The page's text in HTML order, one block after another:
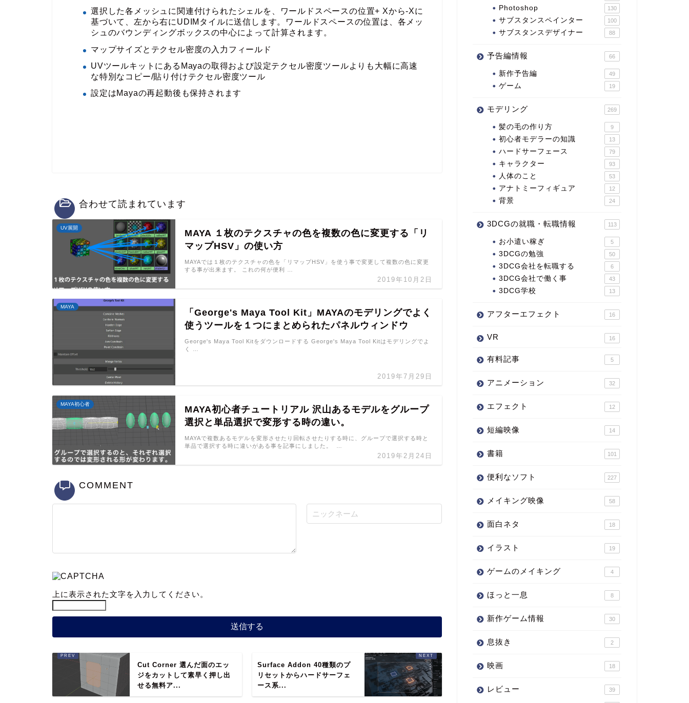
選択した各メッシュに関連付けられたシェルを、ワールドスペースの位置+ Xから-Xに
基づいて、左から右にUDIMタイルに送信します。ワールドスペースの位置は、各メッ
シュのバウンディングボックスの中心によって計算されます。
マップサイズとテクセル密度の入力フィールド
UVツールキットにあるMayaの取得および設定テクセル密度ツールよりも大幅に高速
な特別なコピー/貼り付けテクセル密度ツール
設定はMayaの再起動後も保持されます
合わせて読まれています
UV展開
MAYA １枚のテクスチャの色を複数の色に変更する「リ
マップHSV」の使い方
2019年10月2日
MAYAでは１枚のテクスチャの色を「リマップHSV」を使う事で変更して複数の色に変更
する事が出来ます。 これの何が便利 …
MAYA
「George's Maya Tool Kit」MAYAのモデリングでよく
使うツールを１つにまとめられたパネルウィンドウ
2019年7月29日
George's Maya Tool Kitをダウンロードする George's Maya Tool Kitはモデリングでよ
く …
MAYA初心者
MAYA初心者チュートリアル 沢山あるモデルをグループ
選択と単品選択で変形する時の違い。
2019年2月24日
MAYAで複数あるモデルを変形させたり回転させたりする時に、グループで選択する時と
単品で選択する時に違いがある事を記事にしました。 …
COMMENT
上に表示された文字を入力してください。
Cut Corner 選んだ面のエッ
ジをカットして素早く押し出
せる無料ア...
Surface Addon 40種類のプ
リセットからハードサーフェ
ース系...
Photoshop 130
サブスタンスペインター 100
サブスタンスデザイナー 88
予告編情報 66
新作予告編 49
ゲーム 19
モデリング 269
髪の毛の作り方 9
初心者モデラーの知識 13
ハードサーフェース 79
キャラクター 93
人体のこと 53
アナトミーフィギュア 12
背景 24
3DCGの就職・転職情報 113
お小遣い稼ぎ 5
3DCGの勉強 50
3DCG会社を転職する 6
3DCG会社で働く事 43
3DCG学校 13
アフターエフェクト 16
VR 16
有料記事 5
アニメーション 32
エフェクト 12
短編映像 14
書籍 101
便利なソフト 227
メイキング映像 58
面白ネタ 18
イラスト 19
ゲームのメイキング 4
ほっと一息 8
新作ゲーム情報 30
息抜き 2
映画 18
レビュー 39